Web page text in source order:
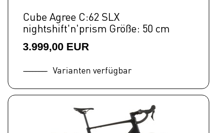
Cube Agree C:62 SLX
nightshift'n'prism Größe: 50 cm
3.999,00 EUR
Varianten verfügbar